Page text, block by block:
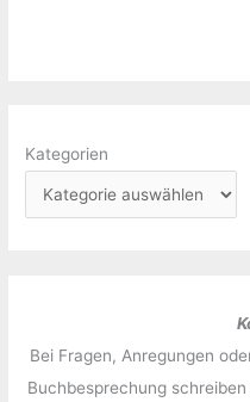
Kategorien
Bei Fragen, Anregungen
Buchbesprechung